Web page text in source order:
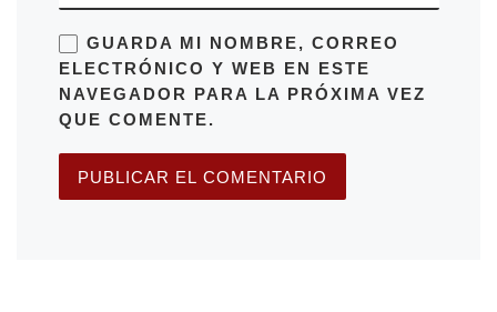
GUARDA MI NOMBRE, CORREO
ELECTRÓNICO Y WEB EN ESTE
NAVEGADOR PARA LA PRÓXIMA VEZ
QUE COMENTE.